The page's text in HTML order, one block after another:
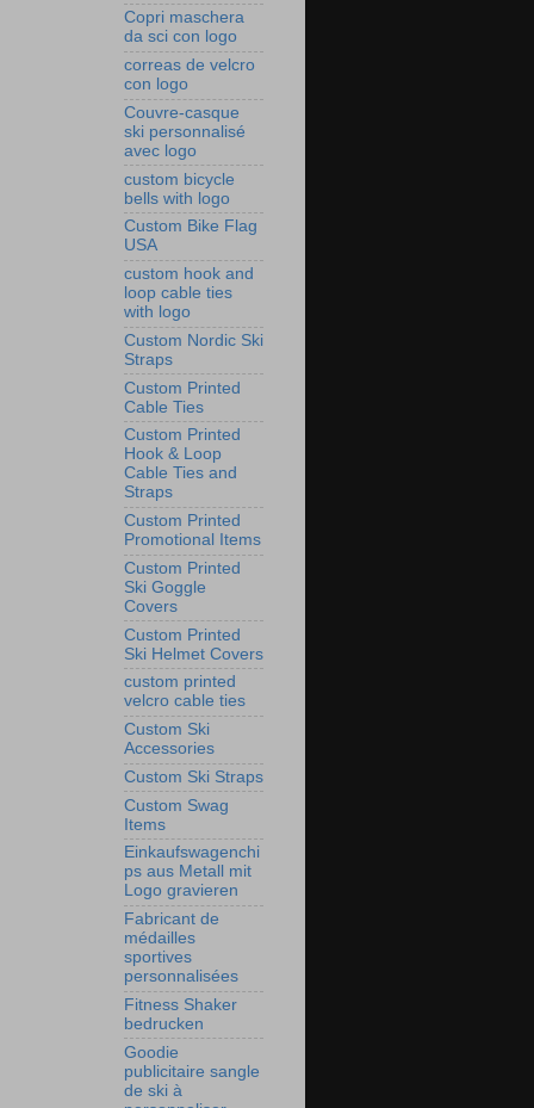
Copri maschera
da sci con logo
correas de velcro
con logo
Couvre‑casque
ski personnalisé
avec logo
custom bicycle
bells with logo
Custom Bike Flag
USA
custom hook and
loop cable ties
with logo
Custom Nordic Ski
Straps
Custom Printed
Cable Ties
Custom Printed
Hook & Loop
Cable Ties and
Straps
Custom Printed
Promotional Items
Custom Printed
Ski Goggle
Covers
Custom Printed
Ski Helmet Covers
custom printed
velcro cable ties
Custom Ski
Accessories
Custom Ski Straps
Custom Swag
Items
Einkaufswagenchi
ps aus Metall mit
Logo gravieren
Fabricant de
médailles
sportives
personnalisées
Fitness Shaker
bedrucken
Goodie
publicitaire sangle
de ski à